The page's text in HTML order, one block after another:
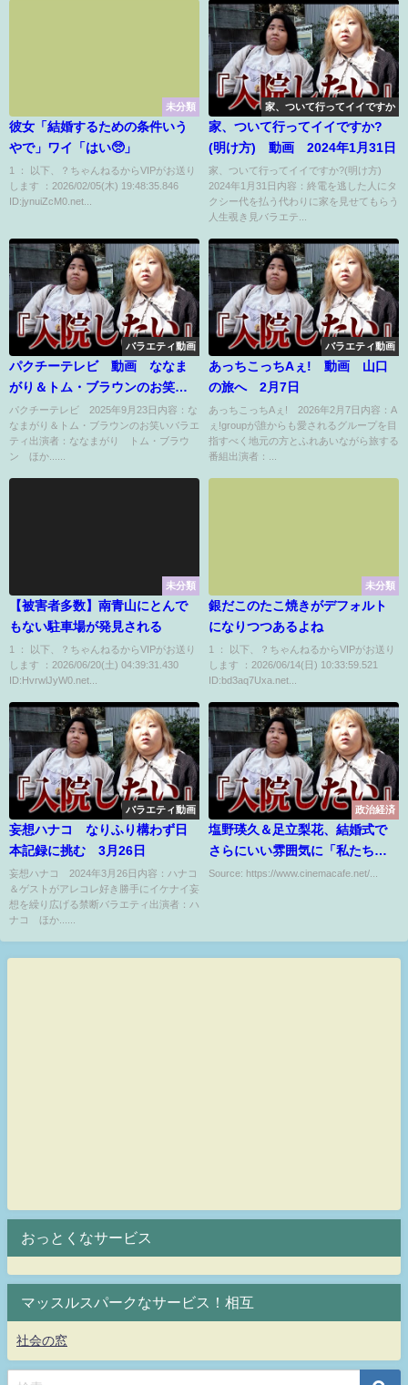
未分類
彼女「結婚するための条件いう
やで」ワイ「はい🥺」
1 ： 以下、？ちゃんねるからVIPがお送り
します ：2026/02/05(木) 19:48:35.846
ID:jynuiZcM0.net...
家、ついて行ってイイですか
家、ついて行ってイイですか?
(明け方) 動画 2024年1月31日
家、ついて行ってイイですか?(明け方)
2024年1月31日内容：終電を逃した人にタ
クシー代を払う代わりに家を見せてもらう
人生覗き見バラエテ...
バラエティ動画
パクチーテレビ 動画 ななま
がり＆トム・ブラウンのお笑い
バラエティ 9月23日
パクチーテレビ 2025年9月23日内容：な
なまがり＆トム・ブラウンのお笑いバラエ
ティ出演者：ななまがり トム・ブラウ
ン ほか......
バラエティ動画
あっちこっちAぇ! 動画 山口
の旅へ 2月7日
あっちこっちAぇ! 2026年2月7日内容：A
ぇ!groupが誰からも愛されるグループを目
指すべく地元の方とふれあいながら旅する
番組出演者：...
未分類
【被害者多数】南青山にとんで
もない駐車場が発見される
1 ： 以下、？ちゃんねるからVIPがお送り
します ：2026/06/20(土) 04:39:31.430
ID:HvrwlJyW0.net...
未分類
銀だこのたこ焼きがデフォルト
になりつつあるよね
1 ： 以下、？ちゃんねるからVIPがお送り
します ：2026/06/14(日) 10:33:59.521
ID:bd3aq7Uxa.net...
バラエティ動画
妄想ハナコ なりふり構わず日
本記録に挑む 3月26日
妄想ハナコ 2024年3月26日内容：ハナコ
＆ゲストがアレコレ好き勝手にイケナイ妄
想を繰り広げる禁断バラエティ出演者：ハ
ナコ ほか......
政治経済
塩野瑛久＆足立梨花、結婚式で
さらにいい雰囲気に「私たち結
婚しました 2」1時間SPの今夜は
Source: https://www.cinemacafe.net/...
おっとくなサービス
マッスルスパークなサービス！相互
社会の窓